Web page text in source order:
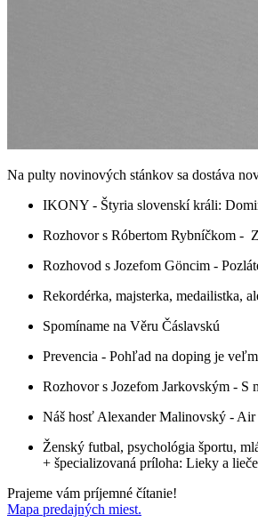
Na pulty novinových stánkov sa dostáva
IKONY - Štyria slovenskí králi:
Rozhovor s Róbertom Rybníčkom -
Rozhovod s Jozefom Göncim -
Rekordérka, majsterka, medailistka,
Spomíname na Věru Čáslavskú
Prevencia - Pohľad na doping je
Rozhovor s Jozefom Jarkovským - S
Náš hosť Alexander Malinovský - Air
Ženský futbal, psychológia športu,
+ špecializovaná príloha: Lieky a
Prajeme vám príjemné čítanie!
Mapa predajných miest.